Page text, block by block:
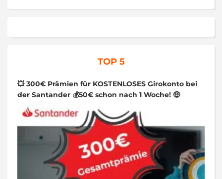
TOP 5
💥 300€ Prämien für KOSTENLOSES Girokonto bei
der Santander 💰50€ schon nach 1 Woche! 🤑